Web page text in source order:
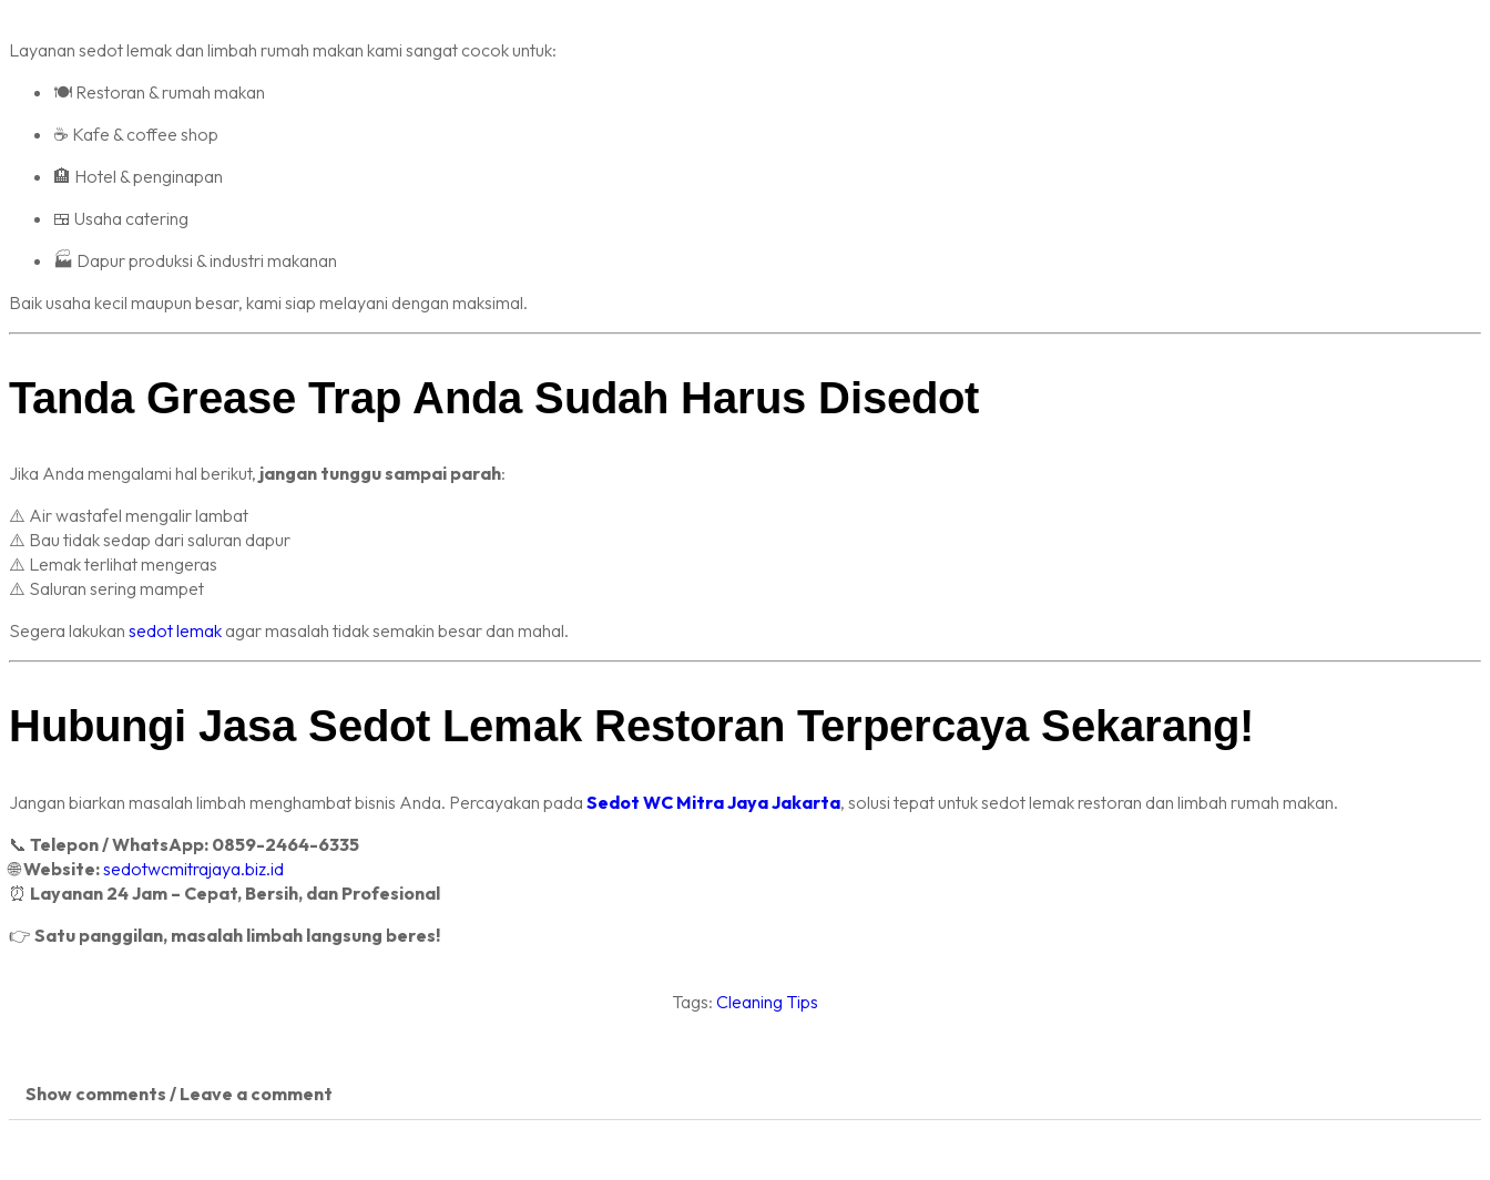
Layanan sedot lemak dan limbah rumah makan kami sangat cocok untuk:
🍽️ Restoran & rumah makan
☕ Kafe & coffee shop
🏨 Hotel & penginapan
🍱 Usaha catering
🏭 Dapur produksi & industri makanan
Baik usaha kecil maupun besar, kami siap melayani dengan maksimal.
Tanda Grease Trap Anda Sudah Harus Disedot
Jika Anda mengalami hal berikut, jangan tunggu sampai parah:
⚠️ Air wastafel mengalir lambat
⚠️ Bau tidak sedap dari saluran dapur
⚠️ Lemak terlihat mengeras
⚠️ Saluran sering mampet
Segera lakukan sedot lemak agar masalah tidak semakin besar dan mahal.
Hubungi Jasa Sedot Lemak Restoran Terpercaya Sekarang!
Jangan biarkan masalah limbah menghambat bisnis Anda. Percayakan pada Sedot WC Mitra Jaya Jakarta, solusi tepat untuk sedot lemak restoran dan limbah rumah makan.
📞 Telepon / WhatsApp: 0859-2464-6335
🌐Website:sedotwcmitrajaya.biz.id
⏰ Layanan 24 Jam – Cepat, Bersih, dan Profesional
👉 Satu panggilan, masalah limbah langsung beres!
Tags: Cleaning Tips
Show comments / Leave a comment